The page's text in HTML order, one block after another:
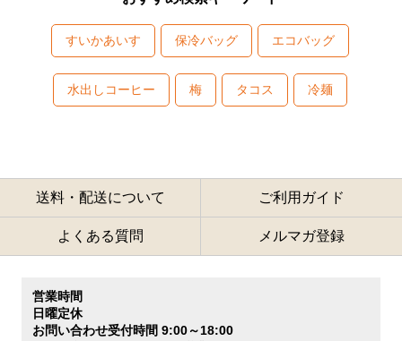
すいかあいす 保冷バッグ エコバッグ
水出しコーヒー 梅 タコス 冷麺
送料・配送について ご利用ガイド
よくある質問 メルマガ登録
営業時間
日曜定休
お問い合わせ受付時間 9:00～18:00